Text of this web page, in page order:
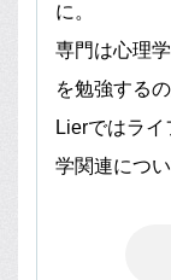
に。
専門は心理
を勉強する
Lierではラ
学関連につ